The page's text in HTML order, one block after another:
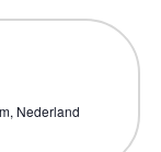
Nederland